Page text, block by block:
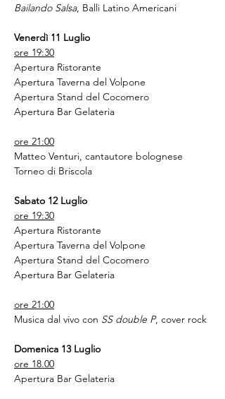
Bailando Salsa, Balli Latino Americani
Venerdì 11 Luglio
ore 19:30
Apertura Ristorante
Apertura Taverna del Volpone
Apertura Stand del Cocomero
Apertura Bar Gelateria
ore 21:00
Matteo Venturi, cantautore bolognese
Torneo di Briscola
Sabato 12 Luglio
ore 19:30
Apertura Ristorante
Apertura Taverna del Volpone
Apertura Stand del Cocomero
Apertura Bar Gelateria
ore 21:00
Musica dal vivo con SS double P, cover rock
Domenica 13 Luglio
ore 18.00
Apertura Bar Gelateria